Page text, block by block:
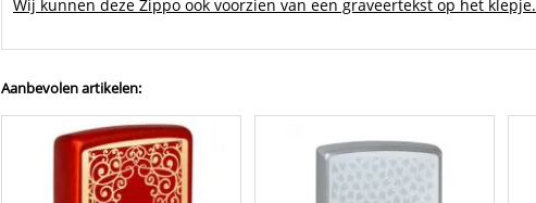
Wij kunnen deze Zippo ook voorzien van een graveertekst op het klepje.
Aanbevolen artikelen: